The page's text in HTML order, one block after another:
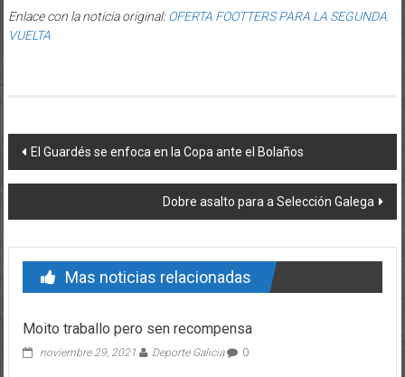
Enlace con la noticia original:OFERTA FOOTTERS PARA LA SEGUNDA
VUELTA
Post navigation
El Guardés se enfoca en la Copa ante el Bolaños
Dobre asalto para a Selección Galega
Mas noticias relacionadas
Moito traballo pero sen recompensa
noviembre 29, 2021 Deporte Galicia 0